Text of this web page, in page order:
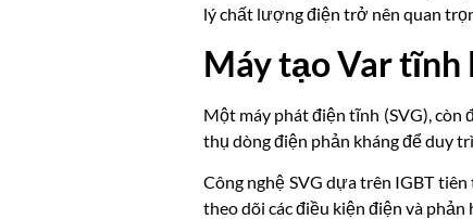
lý chất lượng điện trở nên quan
Máy tạo Var tĩnh
Một máy phát điện tĩnh (SVG), còn
thụ dòng điện phản kháng để duy
Công nghệ SVG dựa trên IGBT
theo dõi các điều kiện điện và